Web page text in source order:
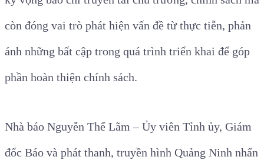
còn đóng vai trò phát hiện vấn đề từ thực tiễn, phản
ánh những bất cập trong quá trình triển khai để góp
phần hoàn thiện chính sách.
Nhà báo Nguyễn Thế Lãm – Ủy viên Tỉnh ủy, Giám
đốc Báo và phát thanh, truyền hình Quảng Ninh nhấn